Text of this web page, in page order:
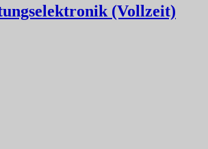
(Vollzeit)